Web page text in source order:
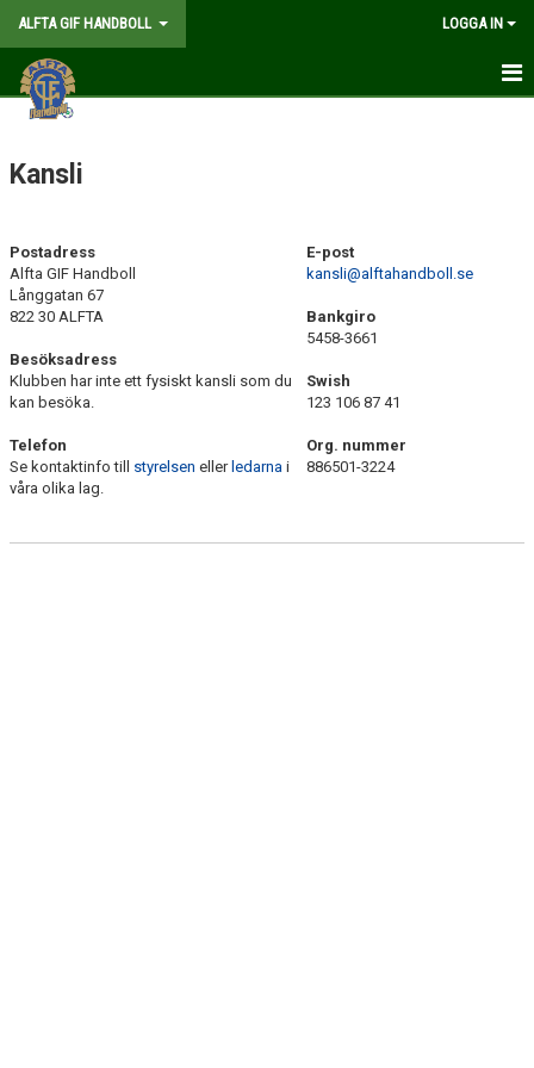
ALFTA GIF HANDBOLL LOGGA IN
HEM
FÖRENINGEN
STYRELSE
TRÄNARE OCH LAGLEDARE
FÖRENINGSSTRUKTUR
MEDLEMSKAP
Kansli
Postadress
Alfta GIF Handboll
Långgatan 67
822 30 ALFTA
Besöksadress
Klubben har inte ett fysiskt kansli som du
kan besöka.
Telefon
Se kontaktinfo till styrelsen eller ledarna i
våra olika lag.
E-post
kansli@alftahandboll.se
Bankgiro
5458-3661
Swish
123 106 87 41
Org. nummer
886501-3224